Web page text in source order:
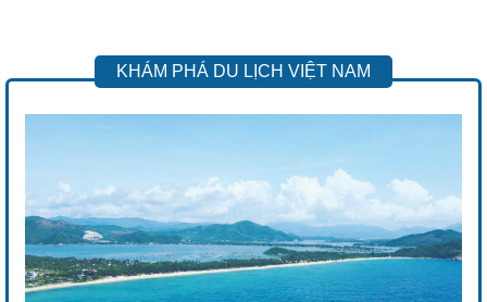
KHÁM PHÁ DU LỊCH VIỆT NAM